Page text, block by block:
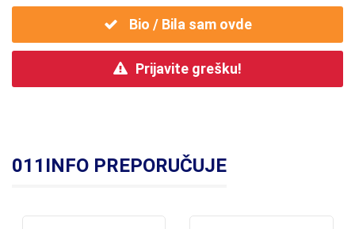
Bio / Bila sam ovde
Prijavite grešku!
011INFO PREPORUČUJE